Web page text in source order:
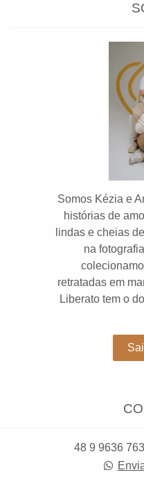
Somos Kézia e
histórias de
lindas e cheias
na
retratadas em
Liberato tem o
48 9 9636